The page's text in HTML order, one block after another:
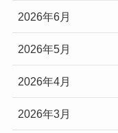
2026年6月
2026年5月
2026年4月
2026年3月